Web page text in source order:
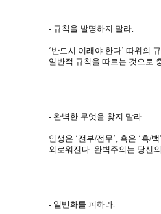
- 규칙을 발명하지 말라.
‘반드시 이래야 한다’ 따위의
일반적 규칙을 따르는 것으로
- 완벽한 무엇을 찾지 말라.
인생은 ‘전부/전무’, 혹은 ‘흑/
외로워진다. 완벽주의는 당신
- 일반화를 피하라.